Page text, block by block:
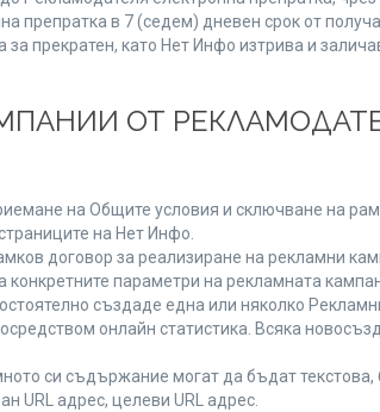
препратка в 7 (седем) дневен срок от
прекратен, като Нет Инфо изтрива и
ОТ
на Общите условия и сключване на
на Нет Инфо.
договор за реализиране на рекламни
параметри на рекламната
създаде една или няколко
онлайн статистика. Всяка
си съдържание могат да бъдат
URL адрес, целеви URL адрес.